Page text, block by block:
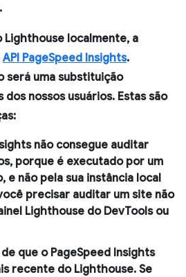
Lighthouse localmente, a
API PageSpeed Insights.
será uma substituição
nossos usuários. Estas são
não consegue auditar
porque é executado por um
e não pela sua instância local
precisar auditar um site não
Lighthouse do DevTools ou
que o PageSpeed Insights
recente do Lighthouse. Se